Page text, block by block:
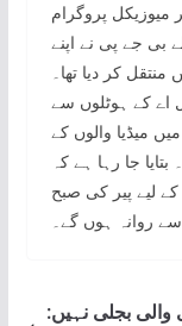
میوزیکل پروگرام
بی جے پی نے اپنے
کر دیا تھا۔
اے کے ہوٹلوں سے
میڈیا والوں کے
جا رہا ہے کہ
لیے پیر کی صبح
روانہ ہوں گے۔
بجلی نہیں: